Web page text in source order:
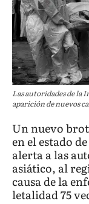
Las autoridades de la
aparición de nuevos
Un nuevo
en el estado
alerta a las
asiático, al
causa de la
letalidad 75